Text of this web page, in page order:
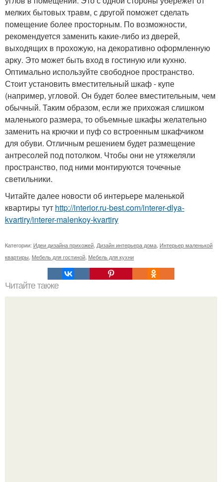
мелких бытовых травм, с другой поможет сделать
помещение более просторным. По возможности,
рекомендуется заменить какие-либо из дверей,
выходящих в прохожую, на декоративно оформленную
арку. Это может быть вход в гостиную или кухню.
Оптимально используйте свободное пространство.
Стоит установить вместительный шкаф - купе
(например, угловой. Он будет более вместительным, чем
обычный. Таким образом, если же прихожая слишком
маленького размера, то объемные шкафы желательно
заменить на крючки и пуф со встроенным шкафчиком
для обуви. Отличным решением будет размещение
антресолей под потолком. Чтобы они не утяжеляли
пространство, под ними монтируются точечные
светильники.
Читайте далее новости об интерьере маленькой
квартиры тут http://interior.ru-best.com/interer-dlya-
kvartiry/interer-malenkoy-kvartiry
Категории: Идеи дизайна прихожей Дизайн интерьера дома Интерьер маленькой
квартиры Мебель для гостиной Мебель для кухни
Читайте также